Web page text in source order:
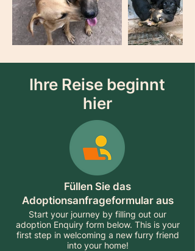
Ihre Reise beginnt
hier
Füllen Sie das
Adoptionsanfrageformular aus
Start your journey by filling out our
adoption Enquiry form below. This is your
first step in welcoming a new furry friend
into your home!